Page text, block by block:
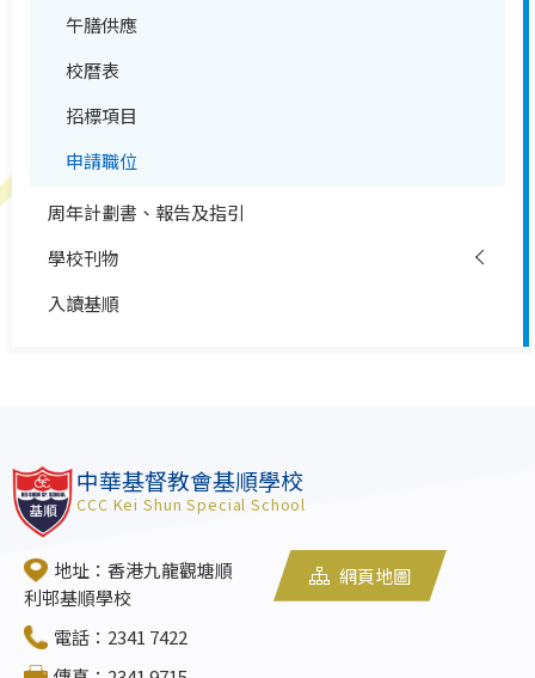
午膳供應
校曆表
招標項目
申請職位
周年計劃書、報告及指引
學校刊物
入讀基順
中華基督教會基順學校
CCC Kei Shun Special School
地址：香港九龍觀塘順
利邨基順學校
電話：2341 7422
網頁地圖